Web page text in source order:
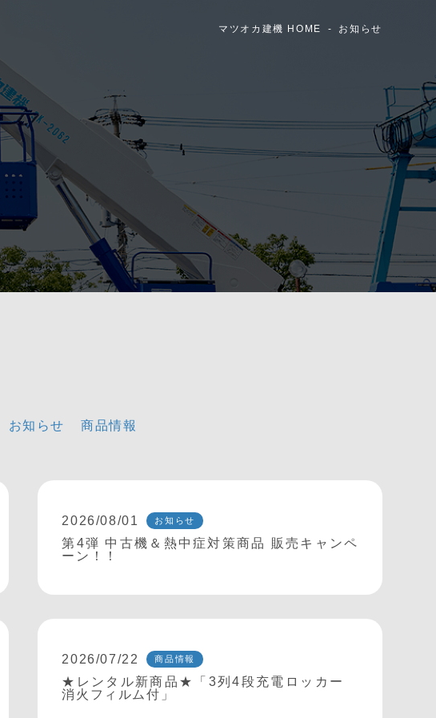
マツオカ建機 HOME お知らせ
お知らせ 商品情報
2026/08/01 お知らせ
第4弾 中古機＆熱中症対策商品 販売キャンペ
ーン！！
2026/07/22 商品情報
★レンタル新商品★「3列4段充電ロッカー
消火フィルム付」